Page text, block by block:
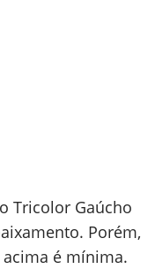
Tricolor Gaúcho
Porém,
é mínima.